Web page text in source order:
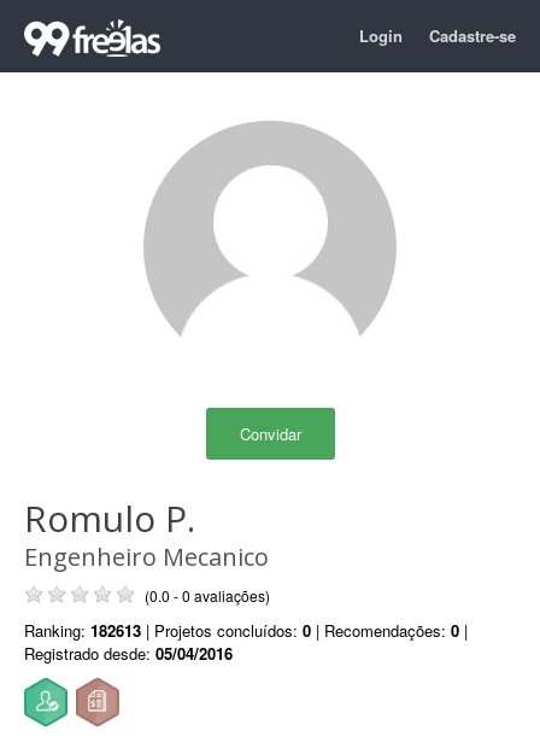
Login Cadastre-se
Convidar
Romulo P.
Engenheiro Mecanico
(0.0 - 0 avaliações)
Ranking: 182613 | Projetos concluídos: 0 | Recomendações: 0 |
Registrado desde: 05/04/2016